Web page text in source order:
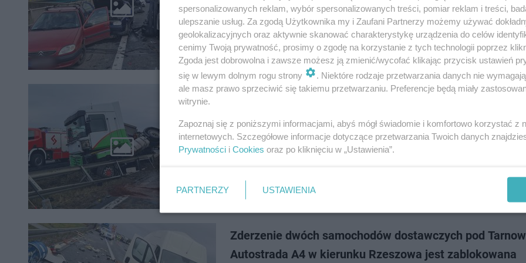
Kraków Tyniec a Kraków Bielany) doszło do wypadku z udziałem czterech
trzy samochody osobowe i…
W samochodzie ciężarowym doszło do uszkodzenia opony, w wyniku czego na
wysypało się blisko 20 ton ekogroszku. Służby cały czas pracują nad usunięciem
zdarzenia. Na autostradzie A4 ut…
Zderzenie dwóch samochodów dostawczych pod
Autostrada A4 w kierunku Rzeszowa jest zablokowana
spersonalizowanych reklam, wybór spersonalizowanych treści, pomiar reklam i treści,
ulepszanie usług. Za zgodą Użytkownika my i Zaufani Partnerzy możemy używać
geolokalizacyjnych oraz aktywnie skanować charakterystykę urządzenia do celów
cenimy Twoją prywatność, prosimy o zgodę na korzystanie z tych technologii poprzez
Zgoda jest dobrowolna i zawsze możesz ją zmienić/wycofać klikając przycisk ustawień
się w lewym dolnym rogu strony
. Niektóre rodzaje przetwarzania danych nie
ale masz prawo sprzeciwić się takiemu przetwarzaniu. Preferencje będą miały
witrynie.
Zapoznaj się z poniższymi informacjami, abyś mógł świadomie i komfortowo korzystać z
internetowych. Szczegółowe informacje dotyczące przetwarzania Twoich danych
Prywatności i Cookies oraz po kliknięciu w „Ustawienia”.
PARTNERZY USTAWIENIA